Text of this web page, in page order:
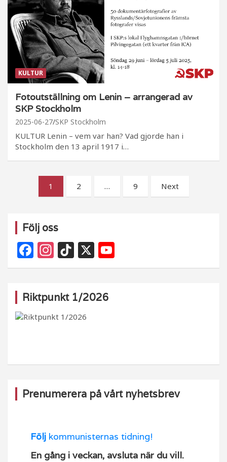
KULTUR
Fotoutställning om Lenin – arrangerad av
SKP Stockholm
2025-06-27 SKP Stockholm
KULTUR Lenin – vem var han? Vad gjorde han i
Stockholm den 13 april 1917 i…
Sidnumrering
1 2 … 9 Next
Följ oss
F
a
e
b
k
In
st
g
ra
Ti
k
o
k
X
o
Riktpunkt 1/2026
Prenumerera på vårt nyhetsbrev
Följ kommunisternas tidning!
En gång i veckan, avsluta när du vill.